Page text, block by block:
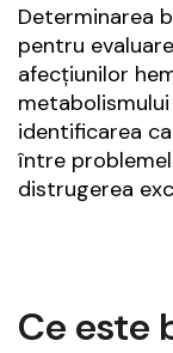
Determinarea
pentru
afecțiunilor
identificarea
între
distrugerea
Ce este